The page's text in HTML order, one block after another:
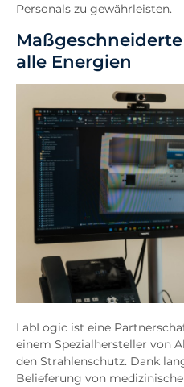
Personals zu gewährleisten.
alle Energien
LabLogic ist eine
einem Spezialhersteller von
den Strahlenschutz. Dank
Belieferung von